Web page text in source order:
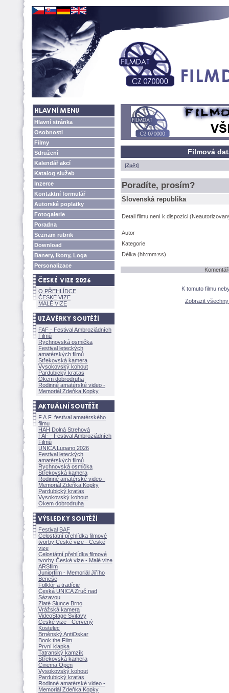
Hlavní stránka
Osobnosti
Filmy
Sdružení
Kalendář akcí
Katalog služeb
Inzerce
Kontaktní formulář
Autorské poplatky
Fotogalerie
Poradna
Seznam rubrik
Download
Banery, Ikony, Loga
Personalizace
O PŘEHLÍDCE
ČESKÉ VIZE
MALÉ VIZE
FAF - Festival Ambroziádních
Filmů
Rychnovská osmička
Festival leteckých
amatérských filmů
Střekovská kamera
Vysokovský kohout
Pardubický kraťas
Okem dobrodruha
Rodinné amatérské video -
Memoriál Zdeňka Kopky
F.A.F. festival amatérského
filmu
HAH Dolná Strehov
FAF - Festival Ambroziádních
Filmů
UNICA Lugano 2026
Festival leteckých
amatérských filmů
Rychnovská osmička
Střekovská kamera
Rodinné amatérské video -
Memoriál Zdeňka Kopky
Pardubický kraťas
Vysokovský kohout
Okem dobrodruha
Festival BAF
Celostátní přehlídka filmové
tvorby České vize - České
vize
Celostátní přehlídka filmové
tvorby České vize - Malé vize
ARSfilm
Juniorfilm - Memoriál Jiřího
Beneše
Folklór a tradície
Česká UNICA Zruč nad
Sázavou
Zlaté Slunce Brno
Vrážská kamera
VideoStage Svitavy
České vize - Červený
Kostelec
Brněnský AntiOskar
Book the Film
První klapka
Tatranský kamzík
Střekovská kamera
Cinema Open
Vysokovský kohout
Pardubický kraťas
Rodinné amatérské video -
Memoriál Zdeňka Kopky
Filmová
[Zpět]
Poradíte, prosím?
Slovenská republika
Detail filmu není k dispozici
Autor
Kategorie
Délka (hh:mm:ss)
K tomuto filmu
Zobrazit